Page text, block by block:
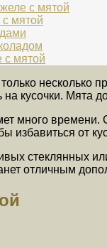
с мятой
с мятой
с мятой
кусочки. Мята
много
избавиться от
стеклянных
отличным